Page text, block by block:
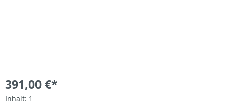
391,00 €*
Inhalt: 1